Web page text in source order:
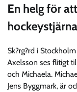
En helg för
Sk?rg?rd i
Axelsson ses flitigt
och Michaela.
Jens Byggmark, är